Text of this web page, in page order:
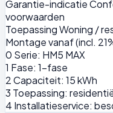
Garantie-indicatie
voorwaarden
ToepassingWoning /
Montage vanaf (incl.
0 Serie: HM5 MAX
1 Fase: 1-fase
2Capaciteit: 15 kWh
3 Toepassing:
4 Installatieservice: